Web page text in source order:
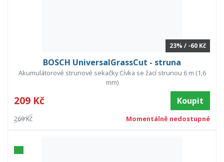
23% / -60 Kč
BOSCH UniversalGrassCut - struna
Akumulátorové strunové sekačky Cívka se žací strunou 6 m (1,6
mm)
209 Kč Koupit
269 Kč Momentálně nedostupné